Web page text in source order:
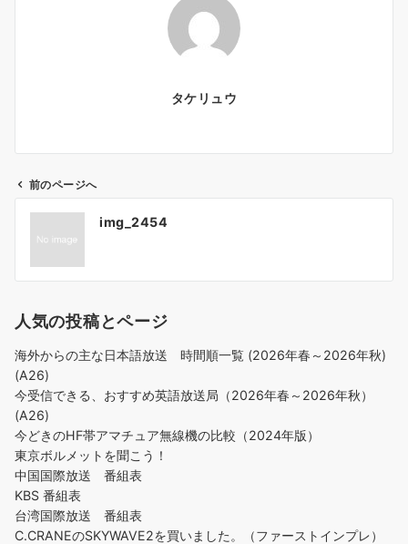
タケリュウ
ー
ョ
ン
前のページへ
img_2454
人気の投稿とページ
海外からの主な日本語放送 時間順一覧 (2026年春～2026年秋)
(A26)
今受信できる、おすすめ英語放送局（2026年春～2026年秋）
(A26)
今どきのHF帯アマチュア無線機の比較（2024年版）
東京ボルメットを聞こう！
中国国際放送 番組表
KBS 番組表
台湾国際放送 番組表
C.CRANEのSKYWAVE2を買いました。（ファーストインプレ）